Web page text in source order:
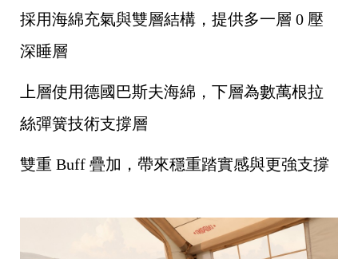
採用海綿充氣與雙層結構，提供多一層 0 壓
深睡層
上層使用德國巴斯夫海綿，下層為數萬根拉
絲彈簧技術支撐層
雙重 Buff 疊加，帶來穩重踏實感與更強支撐